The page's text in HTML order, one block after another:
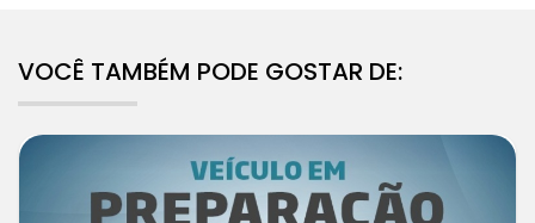
VOCÊ TAMBÉM PODE GOSTAR DE: